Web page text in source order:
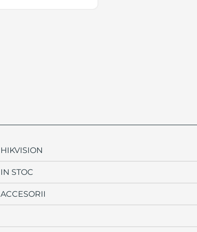
HIKVISION
IN STOC
ACCESORII